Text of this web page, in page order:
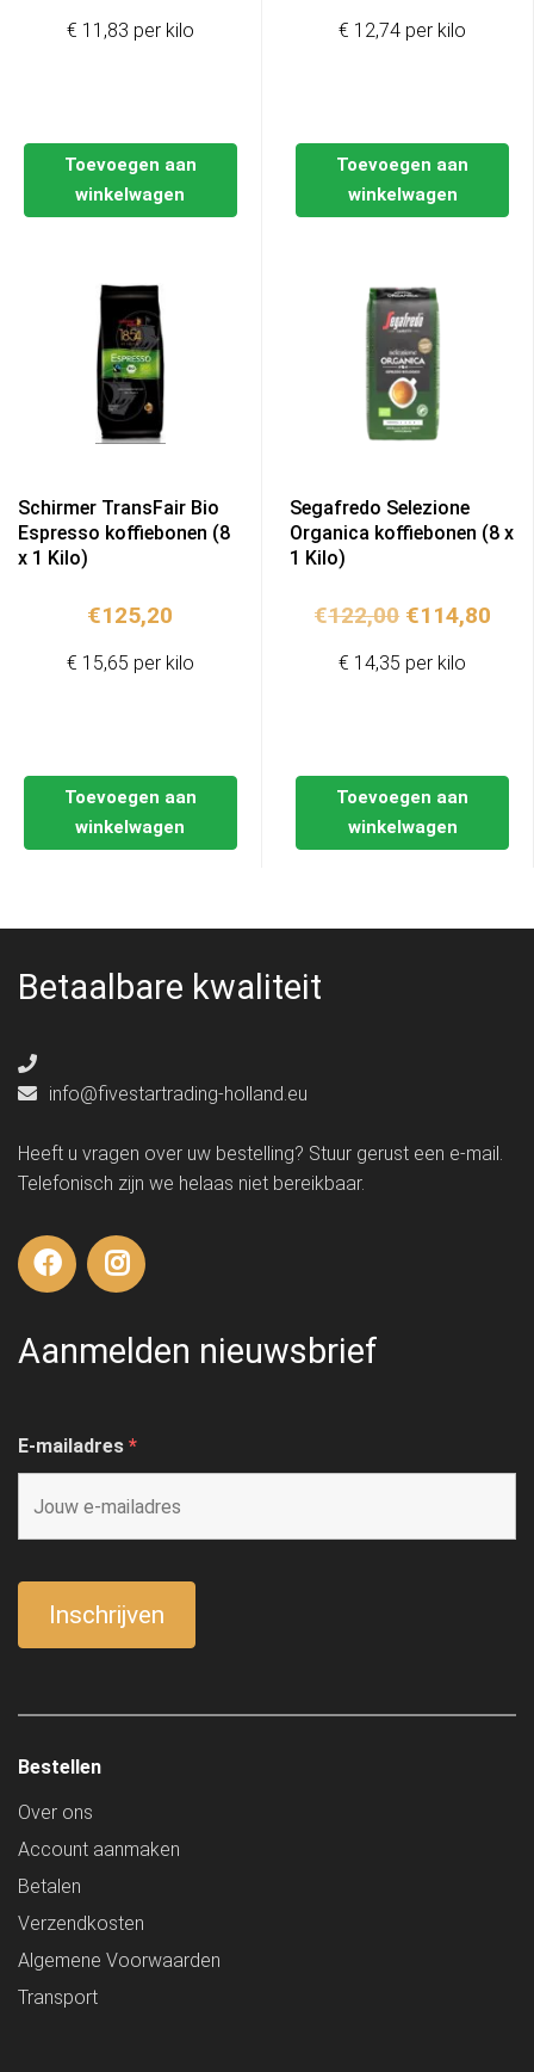
Toevoegen aan
winkelwagen
€ 11,83 per kilo
Toevoegen aan
winkelwagen
€ 12,74 per kilo
Schirmer TransFair Bio
Espresso koffiebonen (8
x 1 Kilo)
€125,20
Toevoegen aan
winkelwagen
€ 15,65 per kilo
Segafredo Selezione
Organica koffiebonen (8 x
1 Kilo)
€122,00
was:
€114,80
Toevoegen aan
winkelwagen
€ 14,35 per kilo
Betaalbare kwaliteit
info@fivestartrading-holland.eu
Heeft u vragen over uw bestelling? Stuur gerust een e-mail.
Telefonisch zijn we helaas niet bereikbaar.
Aanmelden nieuwsbrief
E-mailadres *
Bestellen
Over ons
Account aanmaken
Betalen
Verzendkosten
Algemene Voorwaarden
Transport